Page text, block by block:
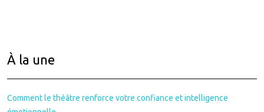
À la une
Comment le théâtre renforce votre confiance et intelligence